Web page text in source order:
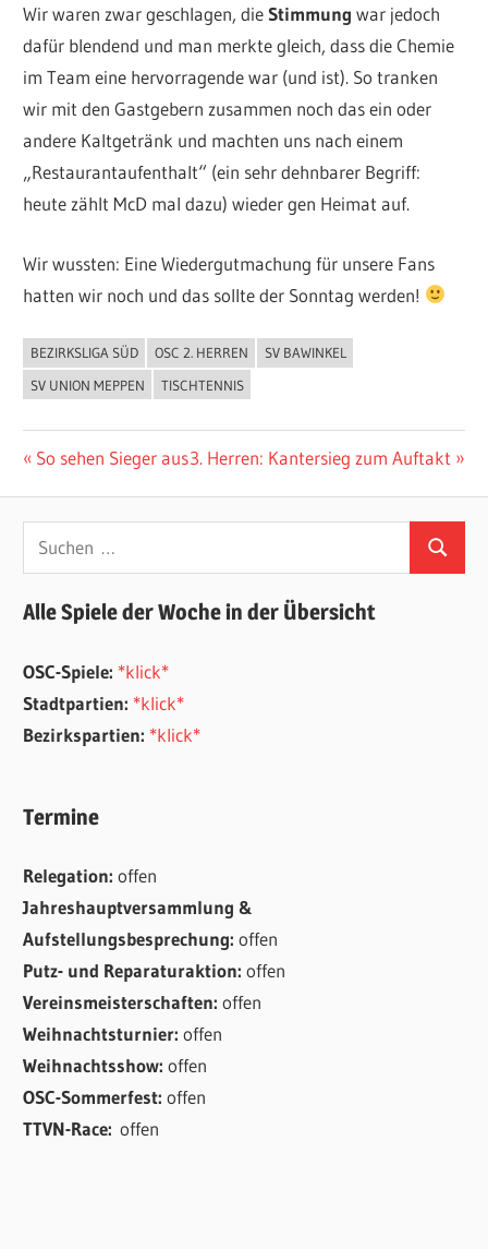
Wir waren zwar geschlagen, dieStimmung war jedoch
dafür blendend und man merkte gleich, dass die Chemie
im Team eine hervorragende war (und ist). So tranken
wir mit den Gastgebern zusammen noch das ein oder
andere Kaltgetränk und machten uns nach einem
„Restaurantaufenthalt“ (ein sehr dehnbarer Begriff:
heute zählt McD mal dazu) wieder gen Heimat auf.
Wir wussten: Eine Wiedergutmachung für unsere Fans
hatten wir noch und das sollte der Sonntag werden!
ALLGEMEIN
BEZIRKSLIGA SÜD OSC 2. HERREN
SV BAWINKEL
SV UNION MEPPEN
TISCHTENNIS
Beitragsnavigation
Vorheriger
So sehen Sieger ausNächster
3. Herren: Kantersieg zum Auftakt
Suchen
nach:
Suchen
Alle Spiele der Woche in der Übersicht
OSC-Spiele: *klick*
Stadtpartien: *klick*
Bezirkspartien: *klick*
Termine
Relegation:offen
Jahreshauptversammlung &
Aufstellungsbesprechung:offen
Putz- und Reparaturaktion:offen
Vereinsmeisterschaften:offen
Weihnachtsturnier:offen
Weihnachtsshow:offen
OSC-Sommerfest:offen
TTVN-Race:offen